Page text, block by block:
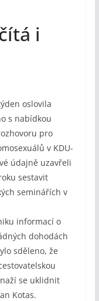
i
oslovila
s nabídkou
pro
v KDU-
údajně uzavřeli
sestavit
seminářích v
informací o
dohodách
sděleno, že
se uklidnit
Kotas.